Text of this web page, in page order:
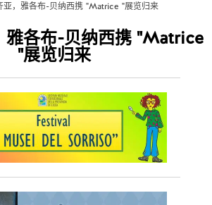
亚，雅各布-贝纳西携 "Matrice "展览归来
雅各布-贝纳西携 "Matrice
"展览归来